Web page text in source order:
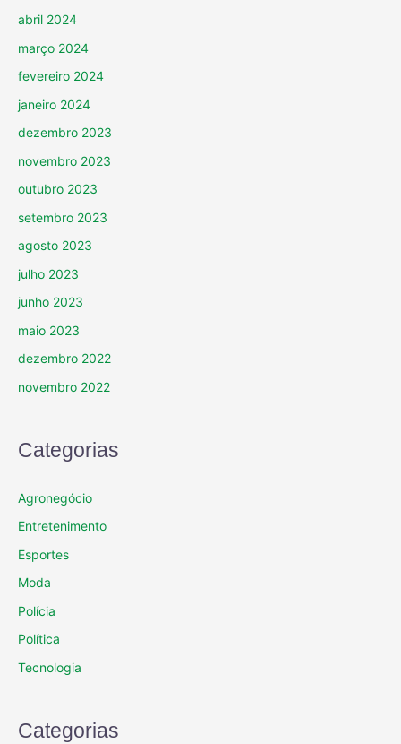
abril 2024
março 2024
fevereiro 2024
janeiro 2024
dezembro 2023
novembro 2023
outubro 2023
setembro 2023
agosto 2023
julho 2023
junho 2023
maio 2023
dezembro 2022
novembro 2022
Categorias
Agronegócio
Entretenimento
Esportes
Moda
Polícia
Política
Tecnologia
Categorias